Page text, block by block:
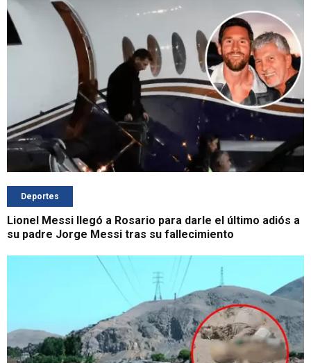
Deportes
Lionel Messi llegó a Rosario para darle el último adiós a
su padre Jorge Messi tras su fallecimiento